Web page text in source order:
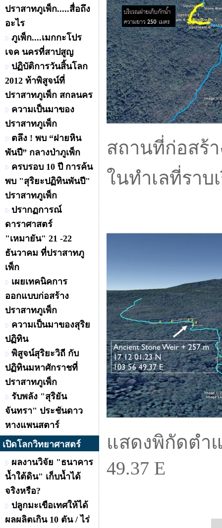
ปราสาทภูเพ็ก.....สื่อถึง
อะไร
ภูเพ็ก....เมกกะโปร
เจค นครที่สาปสูญ
ปฏิบัติการวันสิ้นโลก
2012 ท้าพิสูจน์ที่
ปราสาทภูเพ็ก สกลนคร
ความเป็นมาของ
ปราสาทภูเพ็ก
ตลึง ! พบ “ฝายหิน
พันปี” กลางป่าภูเพ็ก
ครบรอบ 10 ปี การค้น
พบ "สุริยะปฏิทินพันปี"
ปราสาทภูเพ็ก
ปรากฏการณ์
ดาราศาสตร์
"เหมายัน" 21 -22
ธันวาคม ที่ปราสาทภู
เพ็ก
เผยเทคนิคการ
ออกแบบก่อสร้าง
ปราสาทภูเพ็ก
ความเป็นมาของสุริย
ปฏิทิน
พิสูจน์สุริยะวิถี กับ
ปฏิทินมหาศักราชที่
ปราสาทภูเพ็ก
รับพลัง "สุริยัน
จันทรา" ประชันดาว
หางแพนสตาร์
เปิดโลกวิทยาศาสตร์
ผลงานวิจัย "ธนาคาร
น้ำใต้ดิน" เก็บน้ำได้
จริงหรือ?
ปลูกมะเขือเทศให้ได้
ผลผลิตเกิน 10 ตัน / ไร่
สถานที่ก่อสร้
ในทำเลที่ราบ
แสดงพิกัดตำแ
49.37 E